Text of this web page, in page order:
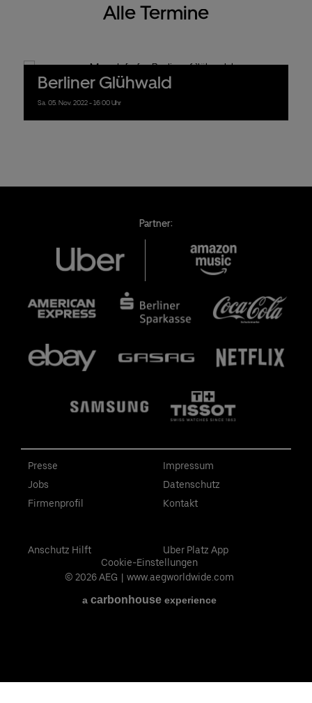
Alle Termine
Berliner Glühwald
Sa. 05. Nov. 2022- 16:00 Uhr
Partner:
Presse
Jobs
Firmenprofil
Impressum
Datenschutz
Kontakt
Anschutz Hilft
Uber Platz App
Cookie-Einstellungen
© 2026 AEG | www.aegworldwide.com
a carbon houseexperience